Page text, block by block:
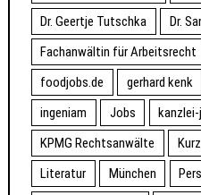
Dr. Geertje Tutschka
Dr.
Fachanwältin für Arbeitsrecht
foodjobs.de
gerhard kenk
ingeniam
Jobs
KPMG Rechtsanwälte
Literatur
München